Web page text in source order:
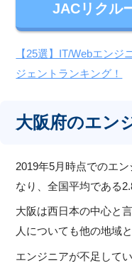
JACリクル
【25選】IT/Webエン
ジェントランキング！
大阪府のエン
2019年5月時点でのエ
なり、全国平均である
大阪は西日本の中心と
人についても他の地域
エンジニアが不足して